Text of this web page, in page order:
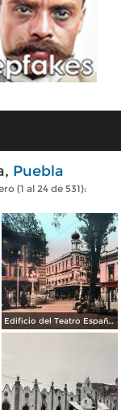
Puebla
(1 al 24 de 531):
Edificio del Teatro Español.